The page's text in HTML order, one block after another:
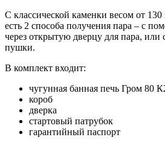
С классической каменки весом от 130
есть 2 способа получения пара – с
через открытую дверцу для пара,
пушки.
В комплект входит:
чугунная банная печь Гром 80
короб
дверка
стартовый патрубок
гарантийный паспорт